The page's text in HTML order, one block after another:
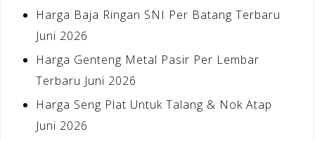
Harga Baja Ringan SNI Per Batang Terbaru
Juni 2026
Harga Genteng Metal Pasir Per Lembar
Terbaru Juni 2026
Harga Seng Plat Untuk Talang & Nok Atap
Juni 2026